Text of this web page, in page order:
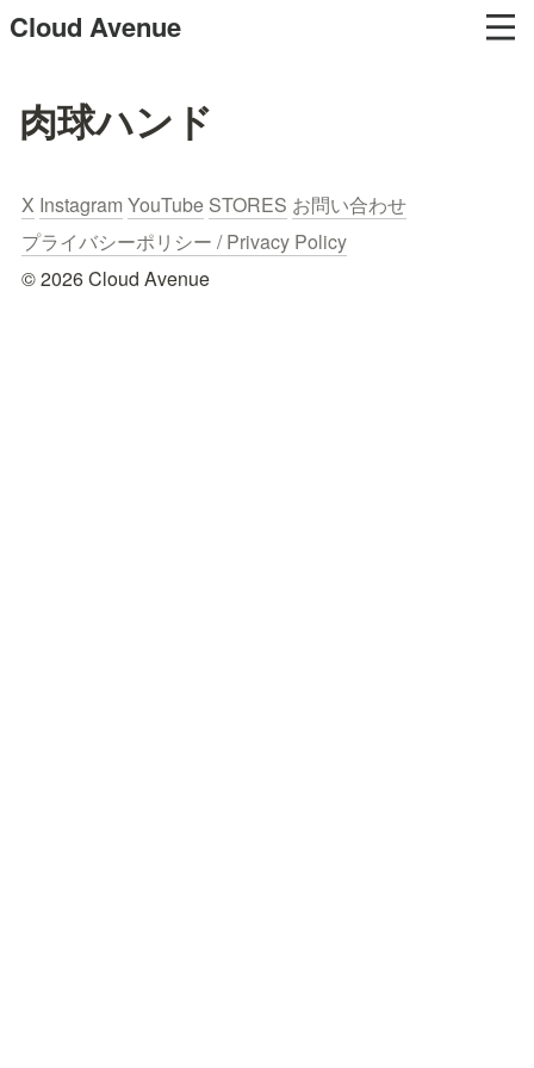
Cloud Avenue
肉球ハンド
X Instagram YouTube STORES お問い合わせ
プライバシーポリシー / Privacy Policy
© 2026 Cloud Avenue